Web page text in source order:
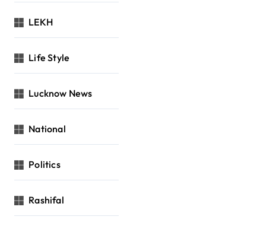
LEKH
Life Style
Lucknow News
National
Politics
Rashifal